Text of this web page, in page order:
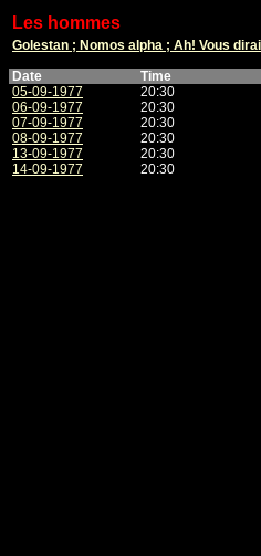
Les hommes
Golestan ; Nomos alpha ; Ah! Vous
Date
Time
05-09-1977
20:30
06-09-1977
20:30
07-09-1977
20:30
08-09-1977
20:30
13-09-1977
20:30
14-09-1977
20:30